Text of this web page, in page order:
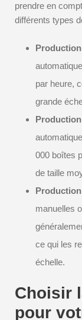
prendre en
différents types
par heure,
grande
000 boîtes
de taille
manuelles
ce qui les
échelle.
Choisir
pour